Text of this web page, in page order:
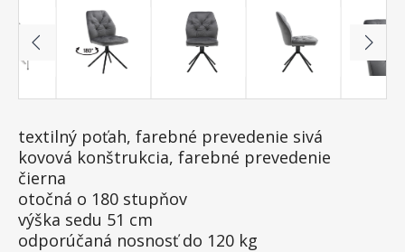
textilný poťah, farebné prevedenie sivá
kovová konštrukcia, farebné prevedenie
čierna
otočná o 180 stupňov
výška sedu 51 cm
odporúčaná nosnosť do 120 kg